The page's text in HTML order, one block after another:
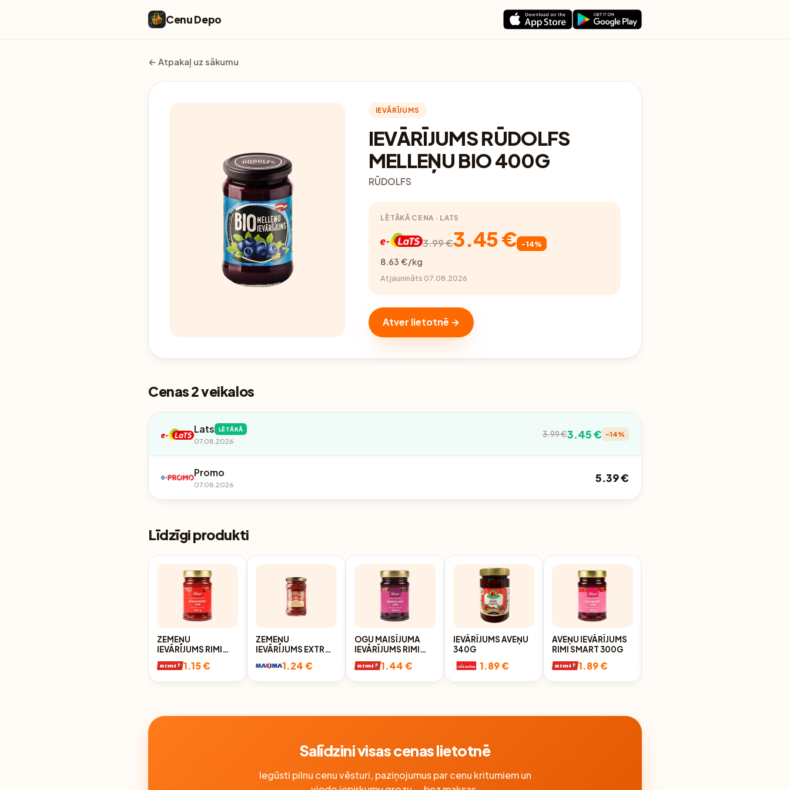
Cenu Depo
← Atpakaļ uz sākumu
IEVĀRĪJUMS
IEVĀRĪJUMS RŪDOLFS
MELLEŅU BIO 400G
RŪDOLFS
LĒTĀKĀ CENA · LATS
3.99 €3.45 € -14%
8.63 €/kg
Atjaunināts 07.08.2026
Atver lietotnē →
Cenas 2 veikalos
Lats LĒTĀKĀ
07.08.2026
3.99 €3.45 € -14%
Promo
07.08.2026
5.39 €
Līdzīgi produkti
ZEMEŅU
IEVĀRĪJUMS RIMI
SMART 300G
1.15 €
ZEMEŅU
IEVĀRĪJUMS EXTRA
1.24 €
OGU MAISĪJUMA
IEVĀRĪJUMS RIMI
SMART 300G
1.44 €
IEVĀRĪJUMS AVEŅU
340G
1.89 €
AVEŅU IEVĀRĪJUMS
RIMI SMART 300G
1.89 €
Salīdzini visas cenas lietotnē
Iegūsti pilnu cenu vēsturi, paziņojumus par cenu kritumiem un